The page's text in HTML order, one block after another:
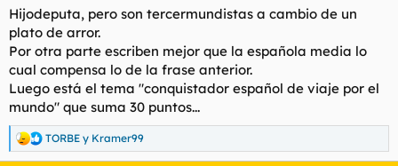
Hijodeputa, pero son tercermundistas a cambio de un
plato de arror.
Por otra parte escriben mejor que la española media lo
cual compensa lo de la frase anterior.
Luego está el tema "conquistador español de viaje por el
mundo" que suma 30 puntos...
R
e
TORBE y Kramer99